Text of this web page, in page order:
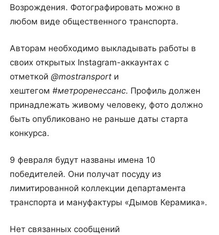
Возрождения. Фотографировать можно в
любом виде общественного транспорта.
Авторам необходимо выкладывать работы в
своих открытых Instagram-аккаунтах с
отметкой @mostransport и
хештегом #метроренессанс. Профиль должен
принадлежать живому человеку, фото должно
быть опубликовано не раньше даты старта
конкурса.
9 февраля будут названы имена 10
победителей. Они получат посуду из
лимитированной коллекции департамента
транспорта и мануфактуры «Дымов Керамика».
Нет связанных сообщений